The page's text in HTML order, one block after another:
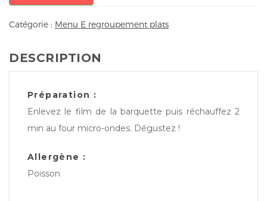
Catégorie : Menu E regroupement plats
DESCRIPTION
Préparation :
Enlevez le film de la barquette puis réchauffez 2
min au four micro-ondes. Dégustez !
Allergène :
Poisson